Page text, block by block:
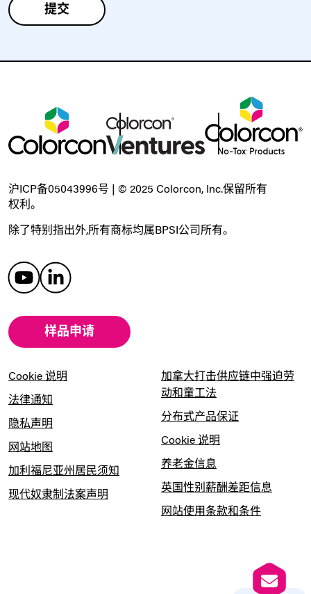
沪ICP备05043996号 | © 2025 Colorcon, Inc.保留所有
权利。
除了特别指出外,所有商标均属BPSI公司所有。
样品申请
Cookie 说明
法律通知
隐私声明
网站地图
加利福尼亚州居民须知
现代奴隶制法案声明
加拿大打击供应链中强迫劳
动和童工法
分布式产品保证
Cookie 说明
养老金信息
英国性别薪酬差距信息
网站使用条款和条件